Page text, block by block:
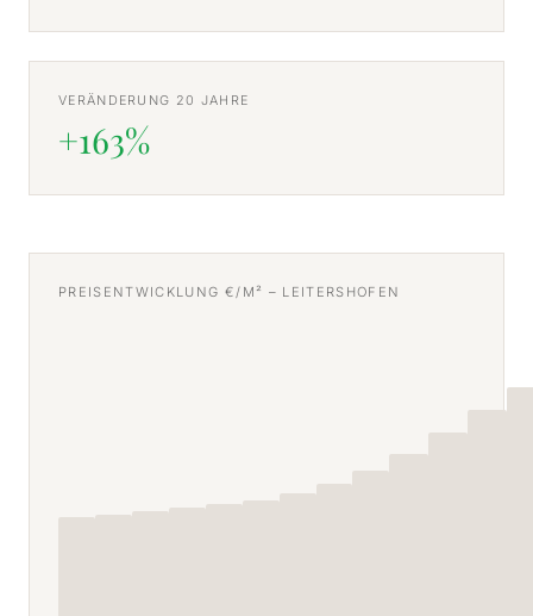
VERÄNDERUNG 20 JAHRE
+163%
PREISENTWICKLUNG €/M² – LEITERSHOFEN